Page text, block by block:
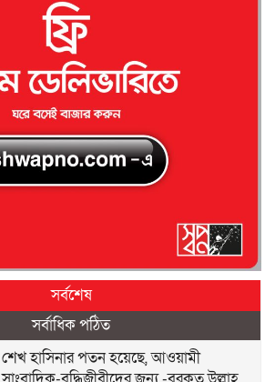
সর্বশেষ
সর্বাধিক পঠিত
শেখ হাসিনার পতন হয়েছে, আওয়ামী